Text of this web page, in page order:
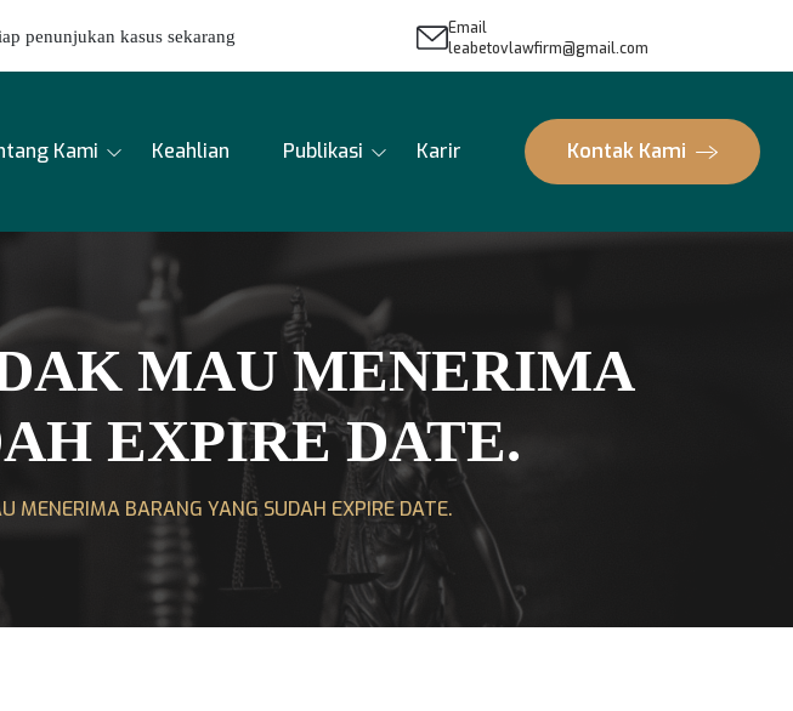
penunjukan kasus sekarang
Email
leabetovlawfirm@gmail.com
Kami Keahlian Publikasi Karir Kontak Kami
MAU MENERIMA
EXPIRE DATE.
MENERIMA BARANG YANG SUDAH EXPIRE DATE.